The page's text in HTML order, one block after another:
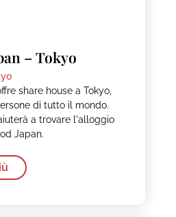
– Tokyo
share house a Tokyo,
di tutto il mondo.
a trovare l'alloggio
Japan.